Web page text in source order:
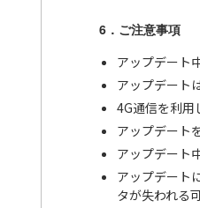
6．ご注意事項
アップデート
アップデート
4G通信を利用
アップデート
アップデート
アップデート
タが失われる